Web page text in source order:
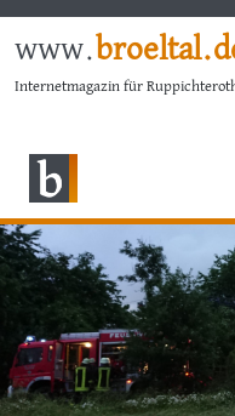
www.
Internetmagazin für